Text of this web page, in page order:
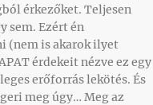
érkezőket. Teljesen
sem. Ezért én
(nem is akarok ilyet
érdekeit nézve ez egy
erőforrás lekötés. És
meg úgy… Meg az